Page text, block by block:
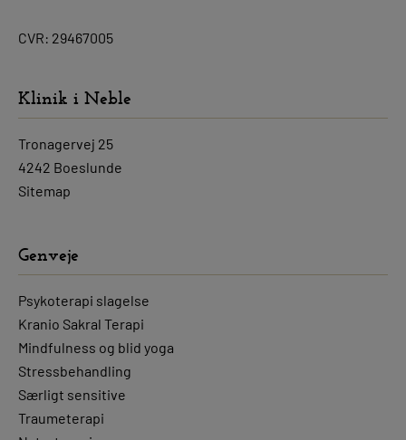
CVR: 29467005
Klinik i Neble
Tronagervej 25
4242 Boeslunde
Sitemap
Genveje
Psykoterapi slagelse
Kranio Sakral Terapi
Mindfulness og blid yoga
Stressbehandling
Særligt sensitive
Traumeterapi